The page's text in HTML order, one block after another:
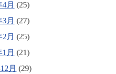
4月 (25)
3月 (27)
2月 (25)
1月 (21)
月 (29)